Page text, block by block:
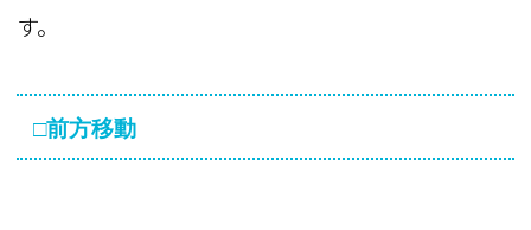
す。
□前方移動